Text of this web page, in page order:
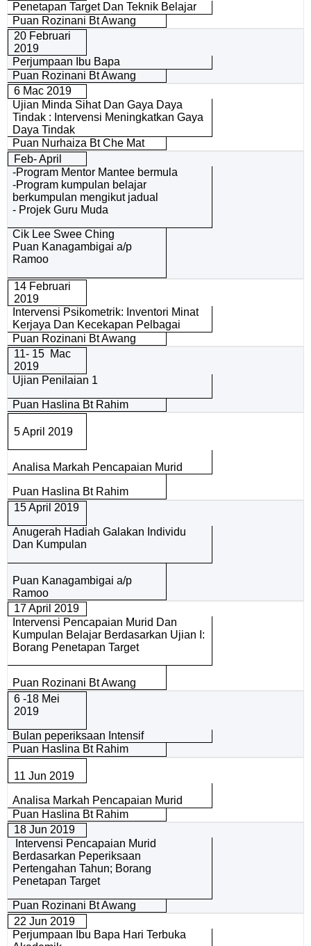
Penetapan Target Dan Teknik Belajar
Puan Rozinani Bt Awang
20 Februari
2019
Perjumpaan Ibu Bapa
Puan Rozinani Bt Awang
6 Mac 2019
Ujian Minda Sihat Dan Gaya Daya
Tindak : Intervensi Meningkatkan Gaya
Daya Tindak
Puan Nurhaiza Bt Che Mat
Feb- April
-Program Mentor Mantee bermula
-Program kumpulan belajar
berkumpulan mengikut jadual
- Projek Guru Muda
Cik Lee Swee Ching
Puan Kanagambigai a/p
Ramoo
14 Februari
2019
Intervensi Psikometrik: Inventori Minat
Kerjaya Dan Kecekapan Pelbagai
Puan Rozinani Bt Awang
11- 15 Mac
2019
Ujian Penilaian 1
Puan Haslina Bt Rahim
5 April 2019
Analisa Markah Pencapaian Murid
Puan Haslina Bt Rahim
15 April 2019
Anugerah Hadiah Galakan Individu
Dan Kumpulan
Puan Kanagambigai a/p
Ramoo
17 April 2019
Intervensi Pencapaian Murid Dan
Kumpulan Belajar Berdasarkan Ujian I:
Borang Penetapan Target
Puan Rozinani Bt Awang
6 -18 Mei
2019
Bulan peperiksaan Intensif
Puan Haslina Bt Rahim
11 Jun 2019
Analisa Markah Pencapaian Murid
Puan Haslina Bt Rahim
18 Jun 2019
Intervensi Pencapaian Murid
Berdasarkan Peperiksaan
Pertengahan Tahun; Borang
Penetapan Target
Puan Rozinani Bt Awang
22 Jun 2019
Perjumpaan Ibu Bapa Hari Terbuka